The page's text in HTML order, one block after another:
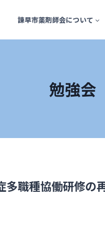
諫早市薬剤師会について
勉強会
多職種協働研修の